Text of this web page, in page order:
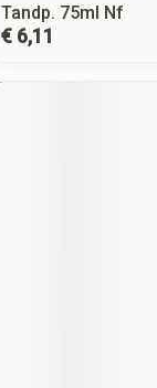
Tandp. 75ml Nf
€ 6,11